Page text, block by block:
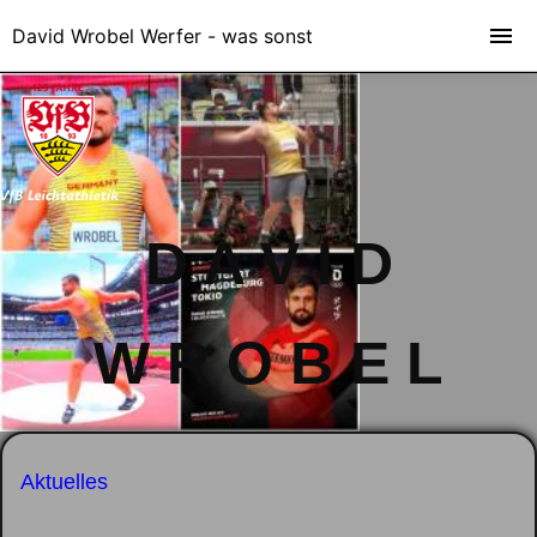
D A V I D
W R O B E L
Aktuelles
David Wrobel Werfer - was sonst